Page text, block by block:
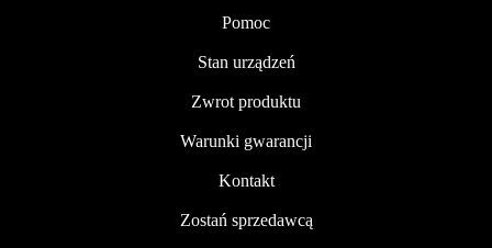
Pomoc
Stan urządzeń
Zwrot produktu
Warunki gwarancji
Kontakt
Zostań sprzedawcą